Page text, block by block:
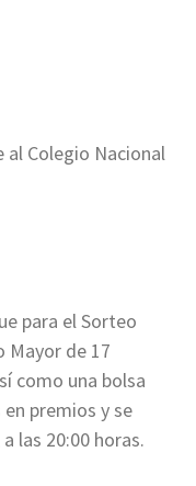
Colegio Nacional
para el Sorteo
Mayor de 17
como una bolsa
premios y se
las 20:00 horas.